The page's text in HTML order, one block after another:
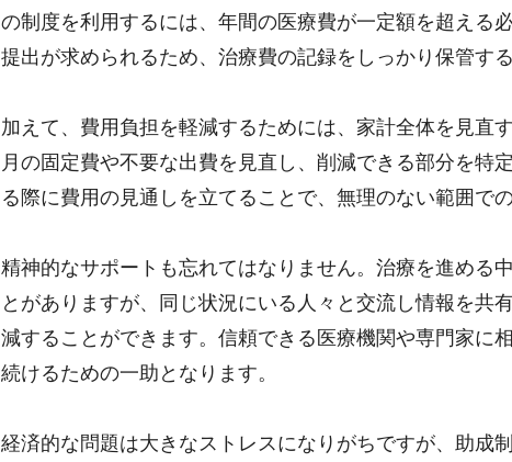
の制度を利用するには、年間の医療費が一定額を超える
提出が求められるため、治療費の記録をしっかり保管す
加えて、費用負担を軽減するためには、家計全体を見直
月の固定費や不要な出費を見直し、削減できる部分を特
る際に費用の見通しを立てることで、無理のない範囲で
精神的なサポートも忘れてはなりません。治療を進める
とがありますが、同じ状況にいる人々と交流し情報を共
減することができます。信頼できる医療機関や専門家に
続けるための一助となります。
経済的な問題は大きなストレスになりがちですが、助成